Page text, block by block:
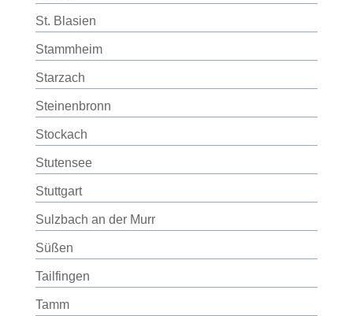
St. Blasien
Stammheim
Starzach
Steinenbronn
Stockach
Stutensee
Stuttgart
Sulzbach an der Murr
Süßen
Tailfingen
Tamm